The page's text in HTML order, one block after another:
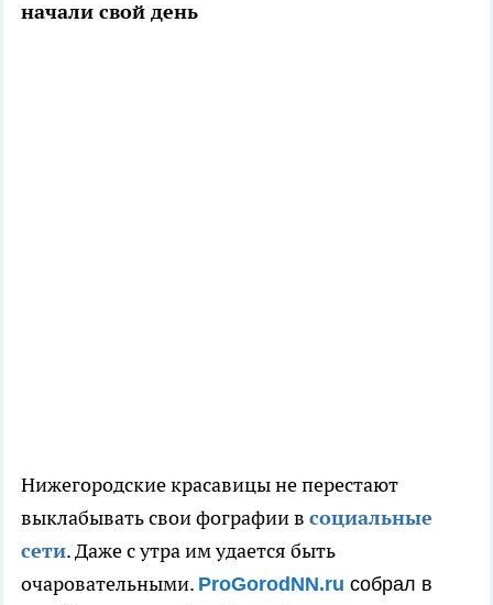
начали свой день
Нижегородские красавицы не перестают
выклабывать свои фографии в социальные
сети. Даже с утра им удается быть
очаровательными. ProGorodNN.ru собрал в